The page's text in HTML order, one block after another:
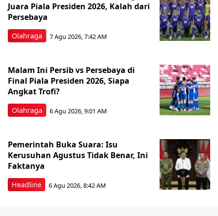
Olahraga
Juara Piala Presiden 2026, Kalah dari
Persebaya
7 Agu 2026, 7:42 AM
Olahraga
Malam Ini Persib vs Persebaya di
Final Piala Presiden 2026, Siapa
Angkat Trofi?
6 Agu 2026, 9:01 AM
Headline
Pemerintah Buka Suara: Isu
Kerusuhan Agustus Tidak Benar, Ini
Faktanya
6 Agu 2026, 8:42 AM